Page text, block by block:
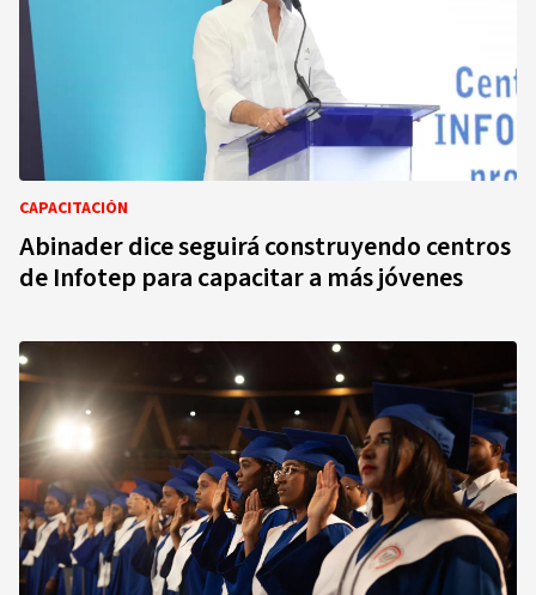
CAPACITACIÓN
Abinader dice seguirá construyendo centros
de Infotep para capacitar a más jóvenes